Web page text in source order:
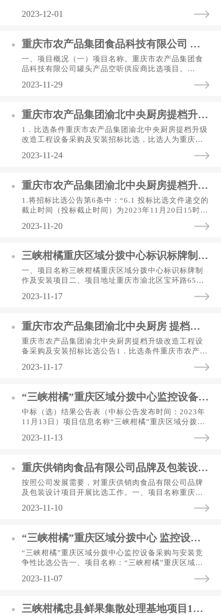
2023-12-01
重庆市农产品集团食品科技有限公司 关于开展罐头产品空听供应商比选的通知
一、项目概况（一）项目名称。重庆市农产品集团食
品科技有限公司罐头产品空听供应商比选项目。
公司（以下简称比选人）。（...
2023-11-29
重庆市农产品集团渝北中央厨房提档升级改造工程 设备采购及安装招标比选公告（第二次）
1．比选条件重庆市农产品集团渝北中央厨房提档升级
改造工程设备采购及安装招标比选，比选人为重庆供
选概括与比选范围2.1....
2023-11-24
重庆市农产品集团渝北中央厨房提档升级改造工程 设备采购及安装招标比选补遗公告
1.将招标比选公告第6条中：“6.1 投标比选文件递交的
截止时间（投标截止时间）为2023年11月20日15时00
截止时间）为202...
2023-11-20
三峡柑橘重庆区域分拨中心标识标牌制作及安装项目竞争性比选公告
一、项目名称三峡柑橘重庆区域分拨中心标识标牌制
作及安装项目二、项目地址重庆市渝北区宝环路65号
牌制作及安装，主要包含...
2023-11-17
重庆市农产品集团渝北中央厨房 提档升级改造工程 设备采购及安装招标比选文件
重庆市农产品集团渝北中央厨房提档升级改造工程设
备采购及安装招标比选公告1．比选条件重庆市农产品
招标比选，比选人为重庆...
2023-11-17
“三峡柑橘”重庆区域分拨中心监控设备采购与安装 中标（选）结果公告表
中标（选）结果公告表（中标公告发布时间：2023年
11月13日）项目信息名称“三峡柑橘”重庆区域分拨中
三峡柑橘集团有限公司...
2023-11-13
重庆供销肉食品有限公司品牌及包装设计比选公告
按照公司发展需要，对重庆供销肉食品有限公司品牌
及包装设计项目开展比选工作。一、项目名称重庆供
筹。三、比选资格根据农...
2023-11-10
“三峡柑橘”重庆区域分拨中心 监控设备采购与安装竞争性比选公告
“三峡柑橘”重庆区域分拨中心监控设备采购与安装竞
争性比选公告一、项目名称：“三峡柑橘”重庆区域分
渝北区宝环路65号。...
2023-11-07
三峡柑橘忠县鲜果集散处理基地项目1号车间塑料周转筐采购中标（选）结果公告